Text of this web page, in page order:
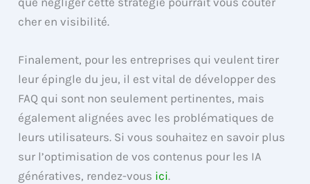
cher en visibilité.
Finalement, pour les entreprises qui veulent tirer
leur épingle du jeu, il est vital de développer des
FAQ qui sont non seulement pertinentes, mais
également alignées avec les problématiques de
leurs utilisateurs. Si vous souhaitez en savoir plus
sur l’optimisation de vos contenus pour les IA
génératives, rendez-vous ici.